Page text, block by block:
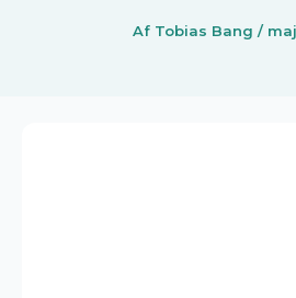
Af Tobias Bang /